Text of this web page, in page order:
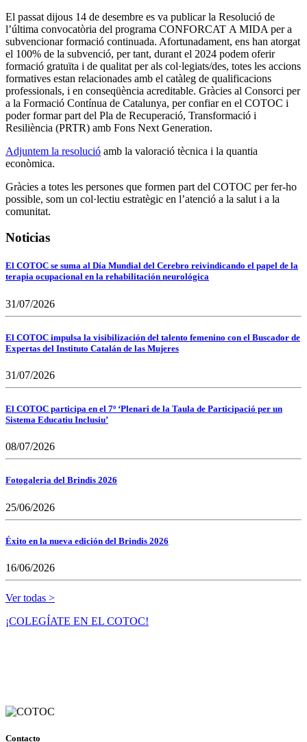
El passat dijous 14 de desembre es va publicar la Resolució de
l’última convocatòria del programa CONFORCAT A MIDA per a
subvencionar formació continuada. Afortunadament, ens han atorgat
el 100% de la subvenció, per tant, durant el 2024 podem oferir
formació gratuïta i de qualitat per als col·legiats/des, totes les accions
formatives estan relacionades amb el catàleg de qualificacions
professionals, i en conseqüència acreditable. Gràcies al Consorci per
a la Formació Contínua de Catalunya, per confiar en el COTOC i
poder formar part del Pla de Recuperació, Transformació i
Resiliència (PRTR) amb Fons Next Generation.
Adjuntem la resolució amb la valoració tècnica i la quantia
econòmica.
Gràcies a totes les persones que formen part del COTOC per fer-ho
possible, som un col·lectiu estratègic en l’atenció a la salut i a la
comunitat.
Noticias
El COTOC se suma al Día Mundial del Cerebro reivindicando el papel de la
terapia ocupacional en la rehabilitación neurológica
31/07/2026
El COTOC impulsa la visibilización del talento femenino con el Buscador de
Expertas del Instituto Catalán de las Mujeres
31/07/2026
El COTOC participa en el 7º ‘Plenari de la Taula de Participació per un
Sistema Educatiu Inclusiu’
08/07/2026
Fotogaleria del Brindis 2026
25/06/2026
Éxito en la nueva edición del Brindis 2026
16/06/2026
Ver todas >
¡COLEGÍATE EN EL COTOC!
Contacto